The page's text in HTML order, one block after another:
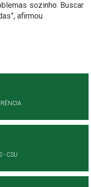
sozinho. Buscar
afirmou.
- CSU